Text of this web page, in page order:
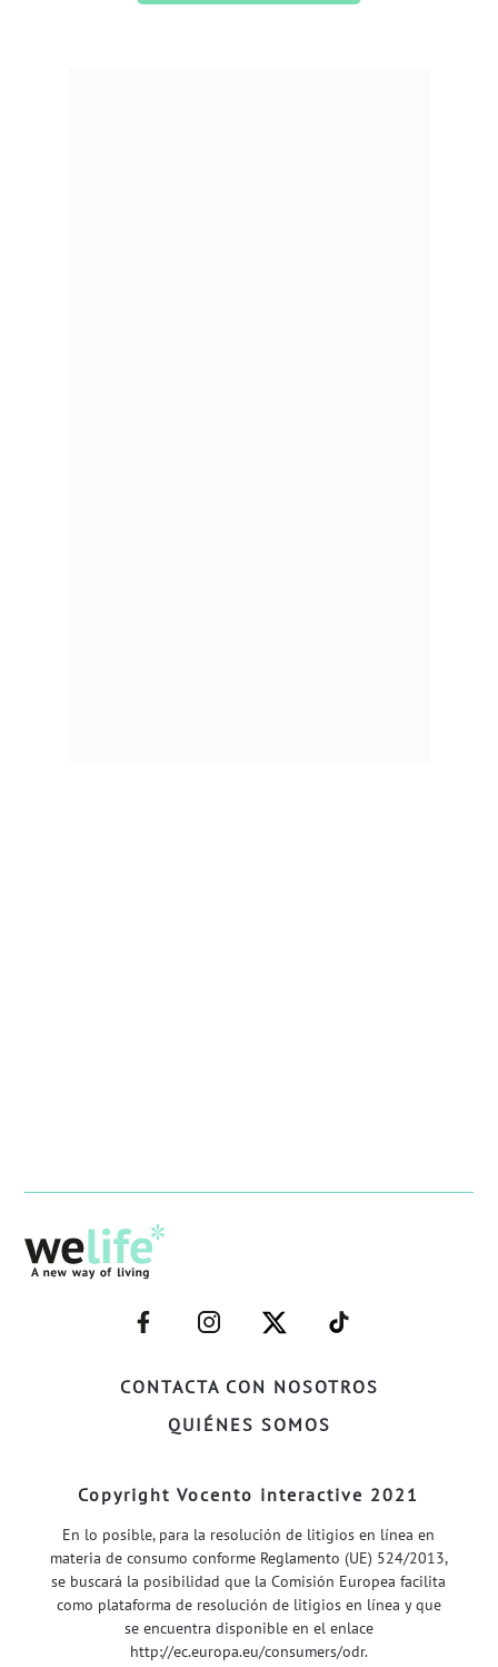
CONTACTA CON NOSOTROS
QUIÉNES SOMOS
–
FACEBOOK–
–
INSTAGRAM–
–
TWITTER–
–
WELIFE–
Copyright Vocento interactive 2021
En lo posible, para la resolución de litigios en línea en
materia de consumo conforme Reglamento (UE) 524/2013,
se buscará la posibilidad que la Comisión Europea facilita
como plataforma de resolución de litigios en línea y que
se encuentra disponible en el enlace
http://ec.europa.eu/consumers/odr.